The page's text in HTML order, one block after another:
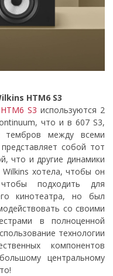
HTM6 S3
HTM6 S3 используются 2
что и в 607 S3,
тембров между всеми
собой тот
что и другие динамики
хотела, чтобы он
подходить для
кинотеатра, но был
со своими
в полноценной
технологии
компонентов
центральному